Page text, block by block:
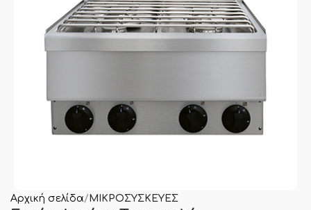
Αρχική σελίδα ΜΙΚΡΟΣΥΣΚΕΥΕΣ